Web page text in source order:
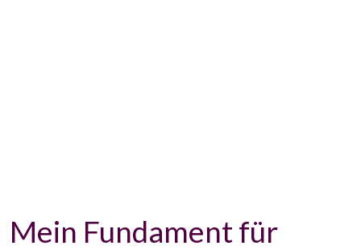
Mein Fundament für